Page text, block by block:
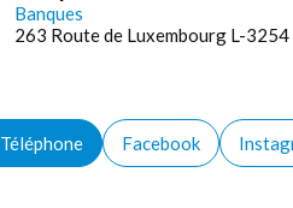
Banques
263 Route de Luxembourg L-
Téléphone Facebook